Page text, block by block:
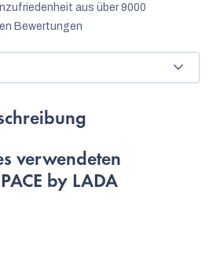
aus über 9000
Bewertungen
verwendeten
by LADA